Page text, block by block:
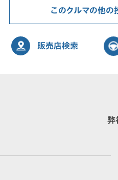
このクルマの他の
販売店検索
弊